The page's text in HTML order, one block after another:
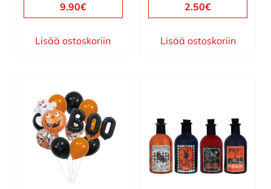
9.90€
Lisää ostoskoriin
2.50€
Lisää ostoskoriin